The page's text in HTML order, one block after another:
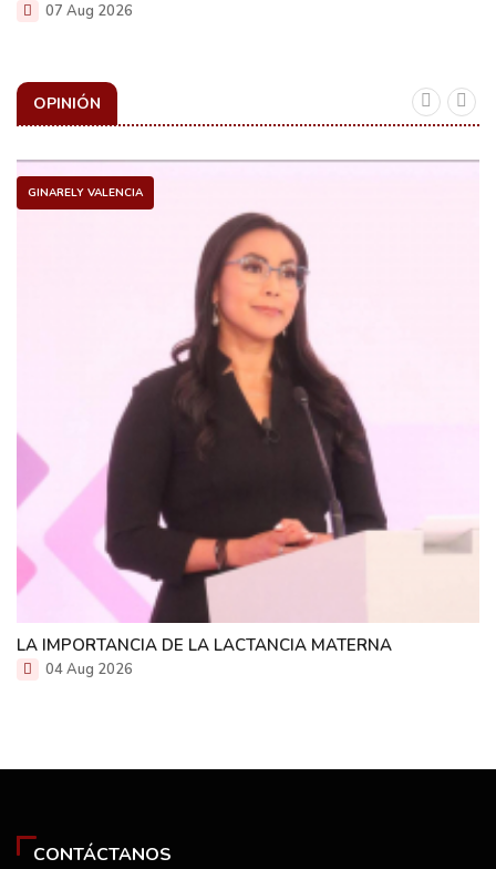
07 Aug 2026
OPINIÓN
GINARELY VALENCIA
LA IMPORTANCIA DE LA LACTANCIA MATERNA
04 Aug 2026
CONTÁCTANOS